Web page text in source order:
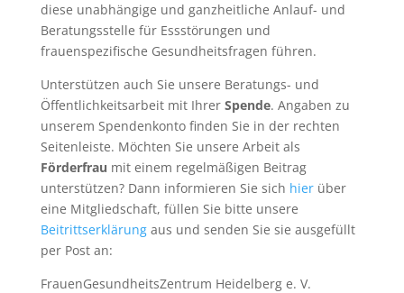
diese unabhängige und ganzheitliche Anlauf- und
Beratungsstelle für Essstörungen und
frauenspezifische Gesundheitsfragen führen.
Unterstützen auch Sie unsere Beratungs- und
Öffentlichkeitsarbeit mit Ihrer Spende. Angaben zu
unserem Spendenkonto finden Sie in der rechten
Seitenleiste. Möchten Sie unsere Arbeit als
Förderfrau mit einem regelmäßigen Beitrag
unterstützen? Dann informieren Sie sich hierüber
eine Mitgliedschaft, füllen Sie bitte unsere
Beitrittserklärungaus und senden Sie sie ausgefüllt
per Post an:
FrauenGesundheitsZentrum Heidelberg e. V.